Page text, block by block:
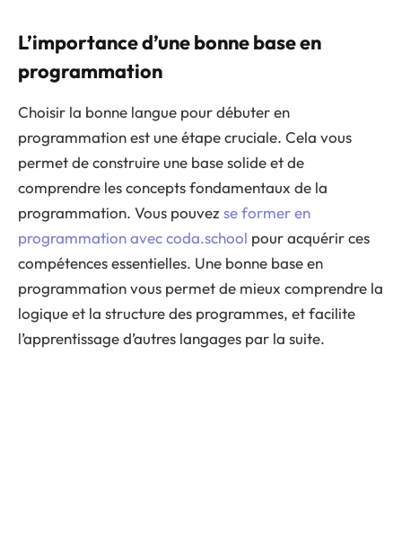
L’importance d’une bonne base en
programmation
Choisir la bonne langue pour débuter en
programmation est une étape cruciale. Cela vous
permet de construire une base solide et de
comprendre les concepts fondamentaux de la
programmation. Vous pouvez se former en
programmation avec coda.school pour acquérir ces
compétences essentielles. Une bonne base en
programmation vous permet de mieux comprendre la
logique et la structure des programmes, et facilite
l’apprentissage d’autres langages par la suite.